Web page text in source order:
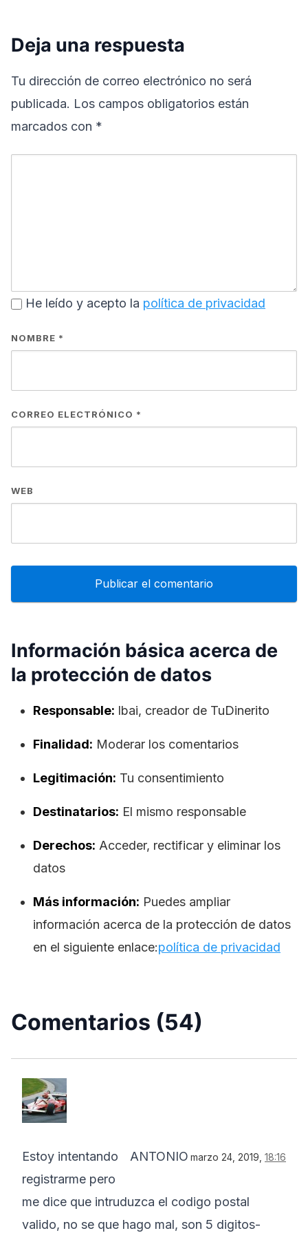
Deja una respuesta
Tu dirección de correo electrónico no será
publicada. Los campos obligatorios están
marcados con *
He leído y acepto la política de privacidad
NOMBRE *
CORREO ELECTRÓNICO *
WEB
Información básica acerca de
la protección de datos
Responsable: lbai, creador de TuDinerito
Finalidad: Moderar los comentarios
Legitimación: Tu consentimiento
Destinatarios: El mismo responsable
Derechos: Acceder, rectificar y eliminar los
datos
Más información: Puedes ampliar
información acerca de la protección de datos
en el siguiente enlace:política de privacidad
Comentarios (54)
ANTONIO marzo 24, 2019, 18:16
Estoy intentando
registrarme pero
me dice que intruduzca el codigo postal
valido, no se que hago mal, son 5 digitos-